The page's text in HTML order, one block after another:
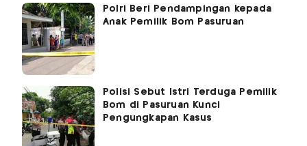
Polri Beri Pendampingan kepada
Anak Pemilik Bom Pasuruan
Polisi Sebut Istri Terduga Pemilik
Bom di Pasuruan Kunci
Pengungkapan Kasus